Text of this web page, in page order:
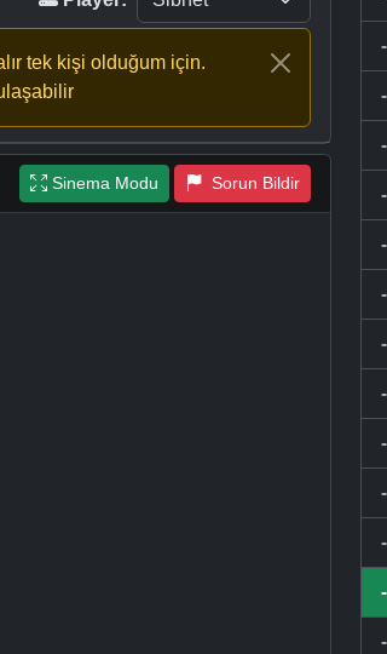
tek kişi olduğum için.
Sinema Modu Sorun Bildir
-
-
-
-
-
-
-
-
-
-
-
-
-